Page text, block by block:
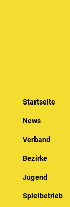
Startseite
News
Verband
Bezirke
Jugend
Spielbetrieb